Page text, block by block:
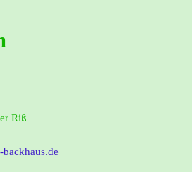
Riß